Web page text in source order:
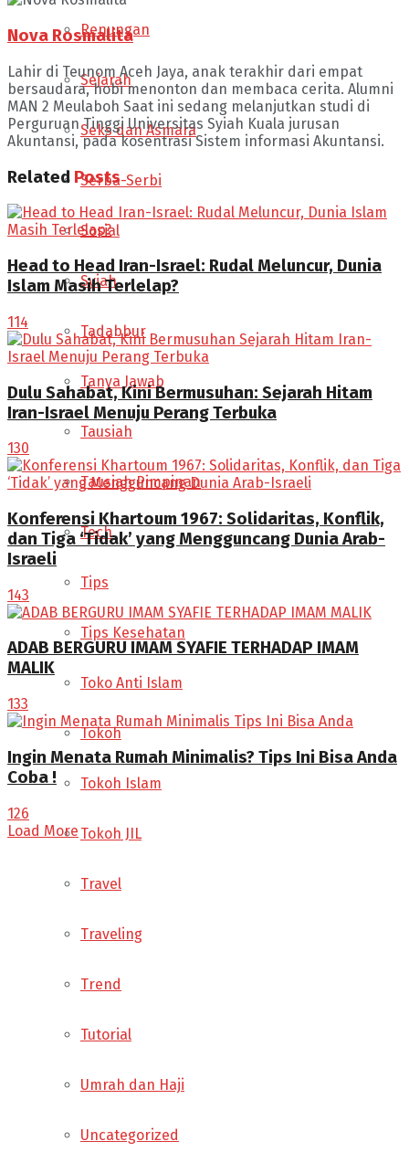
Renungan
Sejarah
Seks dan Asmara
Serba-Serbi
Sosial
Syiah
Tadabbur
Tanya Jawab
Tausiah
Tausiah Pimpinan
Tech
Tips
Tips Kesehatan
Toko Anti Islam
Tokoh
Tokoh Islam
Tokoh JIL
Travel
Traveling
Trend
Tutorial
Umrah dan Haji
Uncategorized
Nova Rosmalita
Lahir di Teunom Aceh Jaya, anak terakhir dari empat
bersaudara, hobi menonton dan membaca cerita. Alumni
MAN 2 Meulaboh Saat ini sedang melanjutkan studi di
Perguruan Tinggi Universitas Syiah Kuala jurusan
Akuntansi, pada kosentrasi Sistem informasi Akuntansi.
Related Posts
Head to Head Iran-Israel: Rudal Meluncur, Dunia
Islam Masih Terlelap?
114
Dulu Sahabat, Kini Bermusuhan: Sejarah Hitam
Iran-Israel Menuju Perang Terbuka
130
Konferensi Khartoum 1967: Solidaritas, Konflik,
dan Tiga ‘Tidak’ yang Mengguncang Dunia Arab-
Israeli
143
ADAB BERGURU IMAM SYAFIE TERHADAP IMAM
MALIK
133
Ingin Menata Rumah Minimalis? Tips Ini Bisa Anda
Coba !
126
Load More